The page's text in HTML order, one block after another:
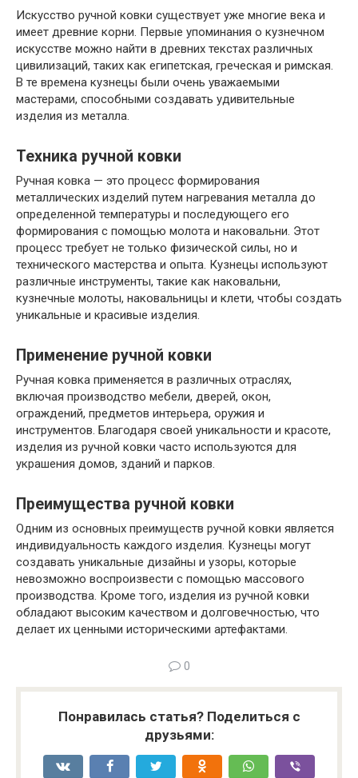
Искусство ручной ковки существует уже многие века и
имеет древние корни. Первые упоминания о кузнечном
искусстве можно найти в древних текстах различных
цивилизаций, таких как египетская, греческая и римская.
В те времена кузнецы были очень уважаемыми
мастерами, способными создавать удивительные
изделия из металла.
Техника ручной ковки
Ручная ковка — это процесс формирования
металлических изделий путем нагревания металла до
определенной температуры и последующего его
формирования с помощью молота и наковальни. Этот
процесс требует не только физической силы, но и
технического мастерства и опыта. Кузнецы используют
различные инструменты, такие как наковальни,
кузнечные молоты, наковальницы и клети, чтобы создать
уникальные и красивые изделия.
Применение ручной ковки
Ручная ковка применяется в различных отраслях,
включая производство мебели, дверей, окон,
ограждений, предметов интерьера, оружия и
инструментов. Благодаря своей уникальности и красоте,
изделия из ручной ковки часто используются для
украшения домов, зданий и парков.
Преимущества ручной ковки
Одним из основных преимуществ ручной ковки является
индивидуальность каждого изделия. Кузнецы могут
создавать уникальные дизайны и узоры, которые
невозможно воспроизвести с помощью массового
производства. Кроме того, изделия из ручной ковки
обладают высоким качеством и долговечностью, что
делает их ценными историческими артефактами.
0
Понравилась статья? Поделиться с
друзьями: